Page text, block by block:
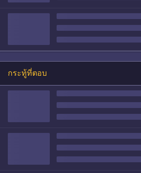
กระทู้ที่ตอบ